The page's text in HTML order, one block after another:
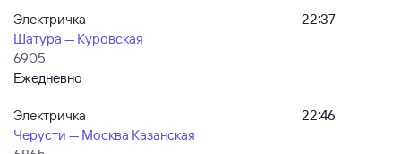
Электричка
Шатура — Куровская
6905
Ежедневно
22:37
Электричка
Черусти — Москва Казанская
22:46